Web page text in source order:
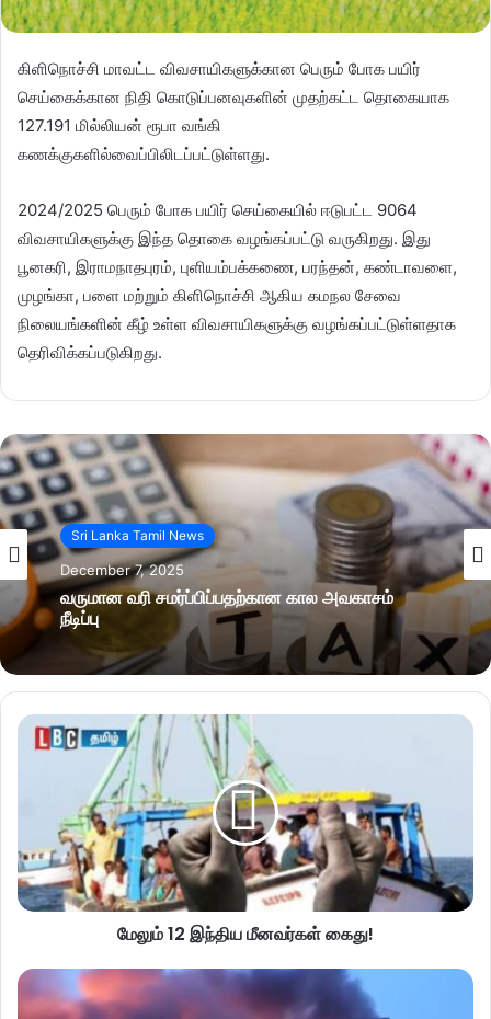
கிளிநொச்சி மாவட்ட விவசாயிகளுக்கான பெரும் போக பயிர்
செய்கைக்கான நிதி கொடுப்பனவுகளின் முதற்கட்ட தொகையாக
127.191 மில்லியன் ரூபா வங்கி
கணக்குகளில்வைப்பிலிடப்பட்டுள்ளது.
2024/2025 பெரும் போக பயிர் செய்கையில் ஈடுபட்ட 9064
விவசாயிகளுக்கு இந்த தொகை வழங்கப்பட்டு வருகிறது. இது
பூனகரி, இராமநாதபுரம், புளியம்பக்கணை, பரந்தன், கண்டாவளை,
முழங்கா, பளை மற்றும் கிளிநொச்சி ஆகிய கமநல சேவை
நிலையங்களின் கீழ் உள்ள விவசாயிகளுக்கு வழங்கப்பட்டுள்ளதாக
தெரிவிக்கப்படுகிறது.
Sri Lanka Tamil News
December 7, 2025
வருமான வரி சமர்ப்பிப்பதற்கான கால அவகாசம்
நீடிப்பு
மேலும் 12 இந்திய மீனவர்கள் கைது!